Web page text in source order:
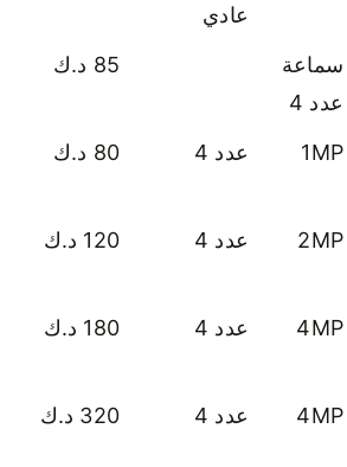
عادي
سماعة
عدد 4
85 د.ك
1MP عدد 4 80 د.ك
2MP عدد 4 120 د.ك
4MP عدد 4 180 د.ك
4MP عدد 4 320 د.ك